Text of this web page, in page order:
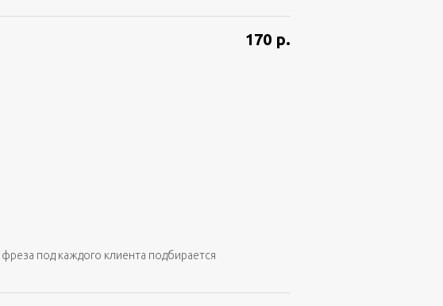
под каждого клиента подбирается
170 р.